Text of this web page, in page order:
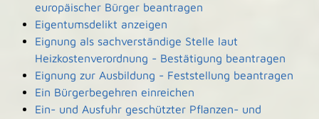
europäischer Bürger beantragen
Eigentumsdelikt anzeigen
Eignung als sachverständige Stelle laut
Heizkostenverordnung - Bestätigung beantragen
Eignung zur Ausbildung - Feststellung beantragen
Ein Bürgerbegehren einreichen
Ein- und Ausfuhr geschützter Pflanzen- und